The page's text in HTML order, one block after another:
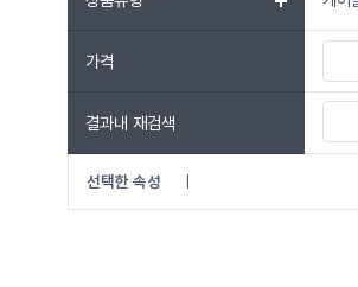
가격
결과내 재검색
선택한 속성